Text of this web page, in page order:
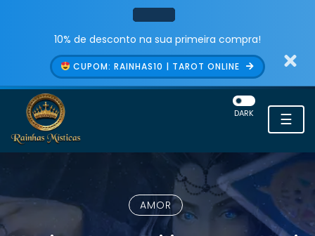
10% de desconto na sua primeira compra!
CUPOM: RAINHAS10 | TAROT ONLINE
☰
DARK
AMOR